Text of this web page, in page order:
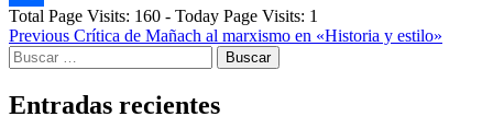
Compartir
Total Page Visits: 160 - Today Page Visits: 1
Post
navigation
Previous Crítica de Mañach al marxismo en «Historia y estilo»
Buscar:
Entradas recientes